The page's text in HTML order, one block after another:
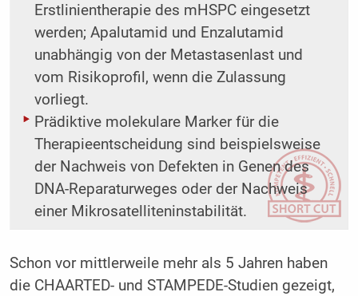
Erstlinientherapie des mHSPC eingesetzt
werden; Apalutamid und Enzalutamid
unabhängig von der Metastasenlast und
vom Risikoprofil, wenn die Zulassung
vorliegt.
Prädiktive molekulare Marker für die
Therapieentscheidung sind beispielsweise
der Nachweis von Defekten in Genen des
DNA-Reparaturweges oder der Nachweis
einer Mikrosatelliteninstabilität.
Schon vor mittlerweile mehr als 5 Jahren haben
die CHAARTED- und STAMPEDE-Studien gezeigt,